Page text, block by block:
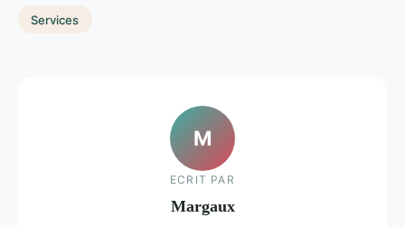
Services
M
ECRIT PAR
Margaux